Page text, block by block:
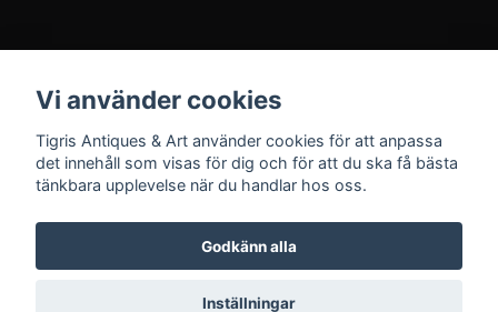
Sociala medier
© 2026 Tigris Antiques & Art
Vi använder cookies
Tigris Antiques & Art använder cookies för att anpassa
det innehåll som visas för dig och för att du ska få bästa
tänkbara upplevelse när du handlar hos oss.
Godkänn alla
Inställningar